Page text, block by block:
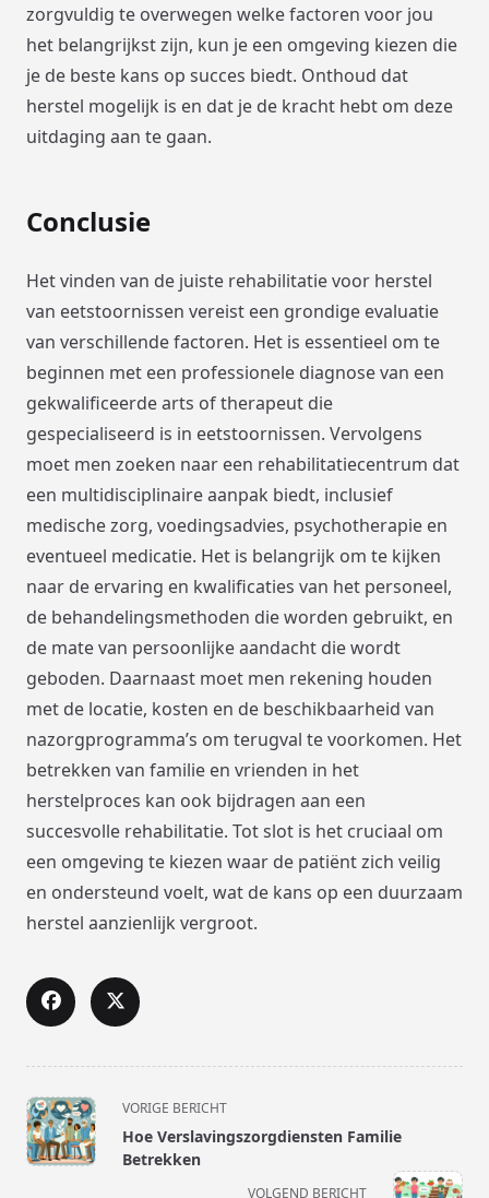
zorgvuldig te overwegen welke factoren voor jou
het belangrijkst zijn, kun je een omgeving kiezen die
je de beste kans op succes biedt. Onthoud dat
herstel mogelijk is en dat je de kracht hebt om deze
uitdaging aan te gaan.
Conclusie
Het vinden van de juiste rehabilitatie voor herstel
van eetstoornissen vereist een grondige evaluatie
van verschillende factoren. Het is essentieel om te
beginnen met een professionele diagnose van een
gekwalificeerde arts of therapeut die
gespecialiseerd is in eetstoornissen. Vervolgens
moet men zoeken naar een rehabilitatiecentrum dat
een multidisciplinaire aanpak biedt, inclusief
medische zorg, voedingsadvies, psychotherapie en
eventueel medicatie. Het is belangrijk om te kijken
naar de ervaring en kwalificaties van het personeel,
de behandelingsmethoden die worden gebruikt, en
de mate van persoonlijke aandacht die wordt
geboden. Daarnaast moet men rekening houden
met de locatie, kosten en de beschikbaarheid van
nazorgprogramma’s om terugval te voorkomen. Het
betrekken van familie en vrienden in het
herstelproces kan ook bijdragen aan een
succesvolle rehabilitatie. Tot slot is het cruciaal om
een omgeving te kiezen waar de patiënt zich veilig
en ondersteund voelt, wat de kans op een duurzaam
herstel aanzienlijk vergroot.
<span
class="nav-
subtitle
VORIGE BERICHT
Hoe Verslavingszorgdiensten Familie
Betrekken
VOLGEND BERICHT